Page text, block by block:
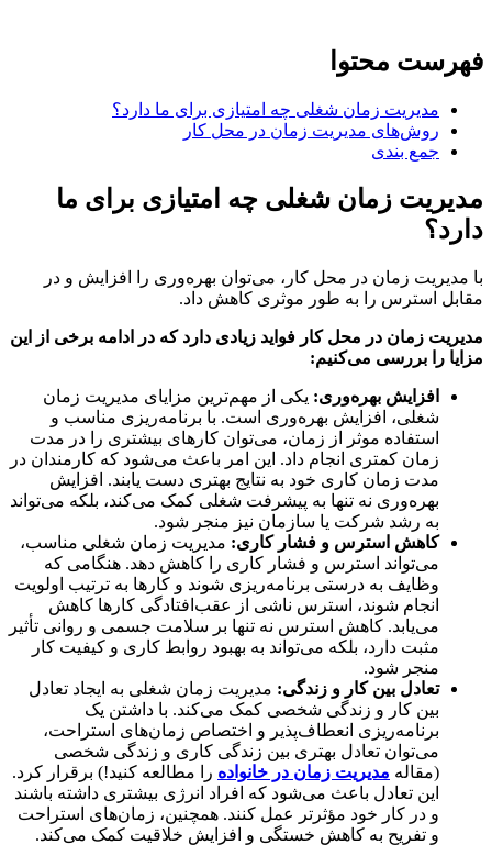
محتوا
مدیریت زمان شغلی چه امتیازی برای ما دارد؟
روش‌های مدیریت زمان در محل کار
جمع بندی
زمان شغلی چه امتیازی برای ما
زمان در محل کار، می‌توان بهره‌وری را افزایش و در
استرس‌ را به طور موثری کاهش داد.
زمان در محل کار فواید زیادی دارد که در ادامه برخی از این
را بررسی می‌کنیم:
افزایش بهره‌وری:یکی از مهم‌ترین مزایای مدیریت زمان
شغلی، افزایش بهره‌وری است. با برنامه‌ریزی مناسب و
استفاده موثر از زمان، می‌توان کارهای بیشتری را در مدت
زمان کمتری انجام داد. این امر باعث می‌شود که کارمندان در
مدت زمان کاری خود به نتایج بهتری دست یابند. افزایش
بهره‌وری نه تنها به پیشرفت شغلی کمک می‌کند، بلکه می‌تواند
به رشد شرکت یا سازمان نیز منجر شود.
کاهش استرس و فشار کاری:مدیریت زمان شغلی مناسب،
می‌تواند استرس و فشار کاری را کاهش دهد. هنگامی که
وظایف به درستی برنامه‌ریزی شوند و کارها به ترتیب اولویت
انجام شوند، استرس ناشی از عقب‌افتادگی کارها کاهش
می‌یابد. کاهش استرس نه تنها بر سلامت جسمی و روانی تأثیر
مثبت دارد، بلکه می‌تواند به بهبود روابط کاری و کیفیت کار
منجر شود.
تعادل بین کار و زندگی:مدیریت زمان شغلی به ایجاد تعادل
بین کار و زندگی شخصی کمک می‌کند. با داشتن یک
برنامه‌ریزی انعطاف‌پذیر و اختصاص زمان‌های استراحت،
می‌توان تعادل بهتری بین زندگی کاری و زندگی شخصی
(مقالهمدیریت زمان در خانوادهرا مطالعه کنید!) برقرار کرد.
این تعادل باعث می‌شود که افراد انرژی بیشتری داشته باشند
و در کار خود مؤثرتر عمل کنند. همچنین، زمان‌های استراحت
و تفریح به کاهش خستگی و افزایش خلاقیت کمک می‌کند.